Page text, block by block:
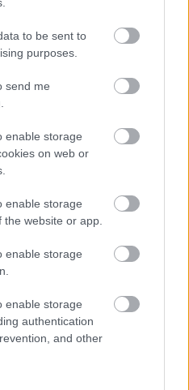
to be sent to
purposes.
send me
enable storage
on web or
enable storage
website or app.
enable storage
enable storage
authentication
and other
téri tüntetését fikázva
a Fidesz
Mandiner. Véleményük
abszolutista
a párt kisnemesi
alkotmány?
hogy lengyel
valamilyen
hogy az állam ne
Akik még ilyen
2011-től föderális